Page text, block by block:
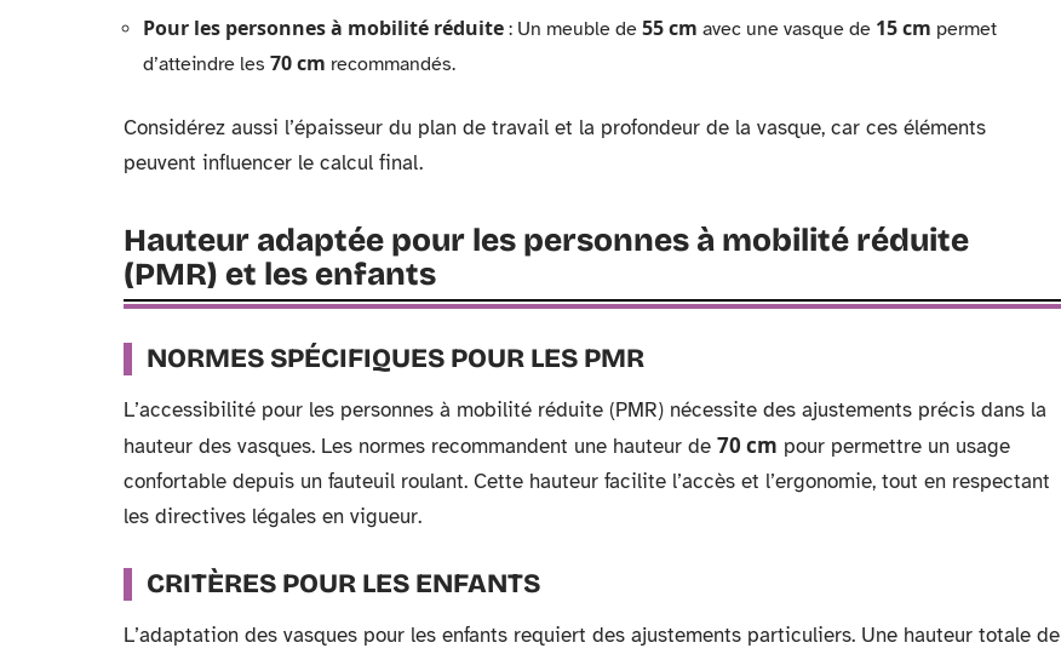
Pour les personnes à mobilité réduite : Un meuble de 55 cm avec une vasque de 15 cm permet
d’atteindre les 70 cm recommandés.
Considérez aussi l’épaisseur du plan de travail et la profondeur de la vasque, car ces éléments
peuvent influencer le calcul final.
Hauteur adaptée pour les personnes à mobilité réduite
(PMR) et les enfants
NORMES SPÉCIFIQUES POUR LES PMR
L’accessibilité pour les personnes à mobilité réduite (PMR) nécessite des ajustements précis dans la
hauteur des vasques. Les normes recommandent une hauteur de 70 cm pour permettre un usage
confortable depuis un fauteuil roulant. Cette hauteur facilite l’accès et l’ergonomie, tout en respectant
les directives légales en vigueur.
CRITÈRES POUR LES ENFANTS
L’adaptation des vasques pour les enfants requiert des ajustements particuliers. Une hauteur totale de